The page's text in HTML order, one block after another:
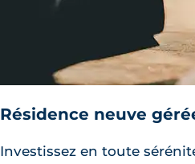
Résidence neuve
Investissez en toute